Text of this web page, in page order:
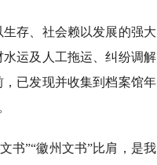
存、社会赖以发展的强大
运及人工拖运、纠纷调解
已发现并收集到档案馆年
”“徽州文书”比肩，是我